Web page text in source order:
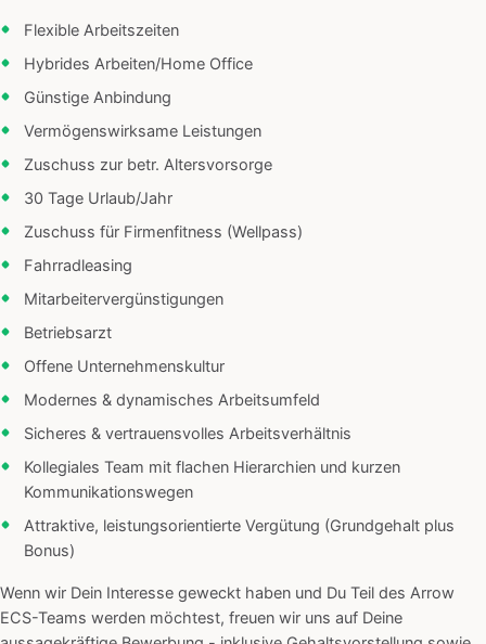
Flexible Arbeitszeiten
Hybrides Arbeiten/Home Office
Günstige Anbindung
Vermögenswirksame Leistungen
Zuschuss zur betr. Altersvorsorge
30 Tage Urlaub/Jahr
Zuschuss für Firmenfitness (Wellpass)
Fahrradleasing
Mitarbeitervergünstigungen
Betriebsarzt
Offene Unternehmenskultur
Modernes & dynamisches Arbeitsumfeld
Sicheres & vertrauensvolles Arbeitsverhältnis
Kollegiales Team mit flachen Hierarchien und kurzen
Kommunikationswegen
Attraktive, leistungsorientierte Vergütung (Grundgehalt plus
Bonus)
Wenn wir Dein Interesse geweckt haben und Du Teil des Arrow
ECS-Teams werden möchtest, freuen wir uns auf Deine